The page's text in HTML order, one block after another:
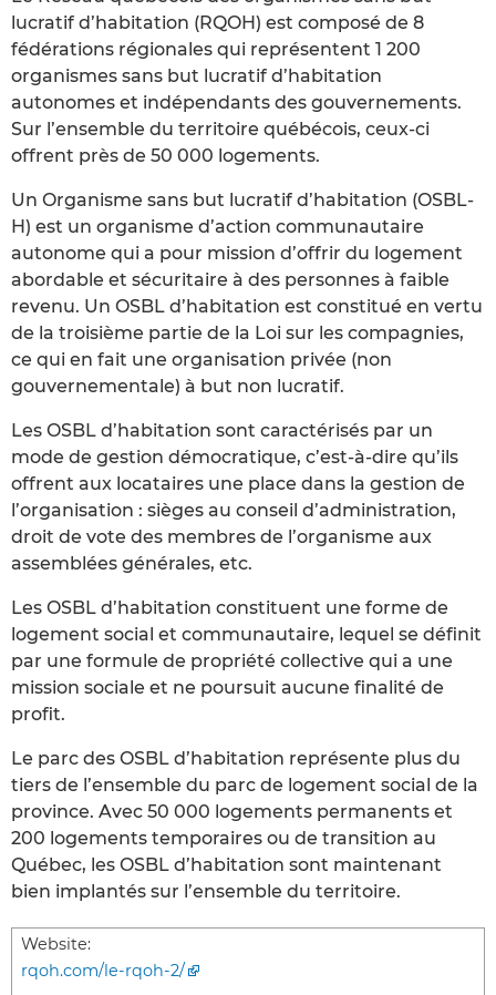
lucratif d’habitation (RQOH) est composé de 8
fédérations régionales qui représentent 1 200
organismes sans but lucratif d’habitation
autonomes et indépendants des gouvernements.
Sur l’ensemble du territoire québécois, ceux-ci
offrent près de 50 000 logements.
Un Organisme sans but lucratif d’habitation (OSBL-
H) est un organisme d’action communautaire
autonome qui a pour mission d’offrir du logement
abordable et sécuritaire à des personnes à faible
revenu. Un OSBL d’habitation est constitué en vertu
de la troisième partie de la Loi sur les compagnies,
ce qui en fait une organisation privée (non
gouvernementale) à but non lucratif.
Les OSBL d’habitation sont caractérisés par un
mode de gestion démocratique, c’est-à-dire qu’ils
offrent aux locataires une place dans la gestion de
l’organisation : sièges au conseil d’administration,
droit de vote des membres de l’organisme aux
assemblées générales, etc.
Les OSBL d’habitation constituent une forme de
logement social et communautaire, lequel se définit
par une formule de propriété collective qui a une
mission sociale et ne poursuit aucune finalité de
profit.
Le parc des OSBL d’habitation représente plus du
tiers de l’ensemble du parc de logement social de la
province. Avec 50 000 logements permanents et
200 logements temporaires ou de transition au
Québec, les OSBL d’habitation sont maintenant
bien implantés sur l’ensemble du territoire.
Website:
rqoh.com/le-rqoh-2/